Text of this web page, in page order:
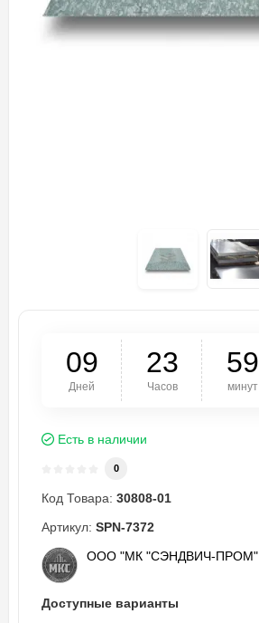
09
Дней
23
Часов
59
минут
Есть в наличии
0
Код Товара: 30808-01
Артикул: SPN-7372
ООО "МК "СЭНДВИЧ-ПРОМ"
Доступные варианты